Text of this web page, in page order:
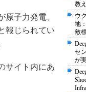
子力発電、
報じられてい
サイト内にあ
教
ウ
地
敵
セ
が